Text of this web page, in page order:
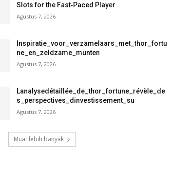
Slots for the Fast‑Paced Player
Agustus 7, 2026
Inspiratie_voor_verzamelaars_met_thor_fortu
ne_en_zeldzame_munten
Agustus 7, 2026
Lanalysedétaillée_de_thor_fortune_révèle_de
s_perspectives_dinvestissement_su
Agustus 7, 2026
Muat lebih banyak